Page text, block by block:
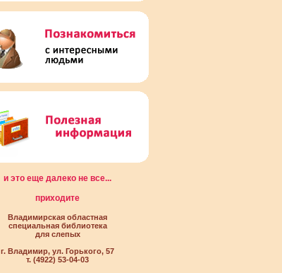
и это еще далеко не все...
приходите
Владимирская областная
специальная библиотека
для слепых
г. Владимир, ул. Горького, 57
т. (4922) 53-04-03